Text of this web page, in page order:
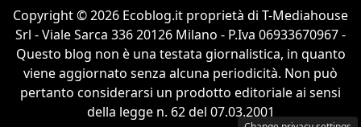
Copyright © 2026 Ecoblog.it proprietà di T-Mediahouse
Srl - Viale Sarca 336 20126 Milano - P.Iva 06933670967 -
Questo blog non è una testata giornalistica, in quanto
viene aggiornato senza alcuna periodicità. Non può
pertanto considerarsi un prodotto editoriale ai sensi
della legge n. 62 del 07.03.2001